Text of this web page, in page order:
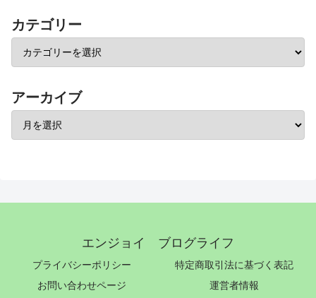
カテゴリー
アーカイブ
エンジョイ ブログライフ
プライバシーポリシー
特定商取引法に基づく表記
お問い合わせページ
運営者情報